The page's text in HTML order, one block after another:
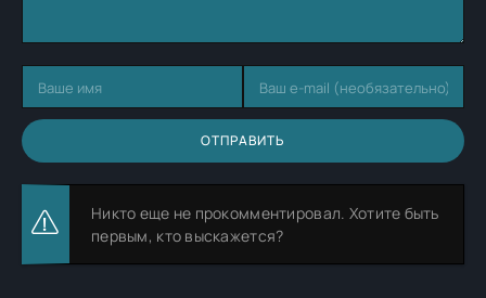
ОТПРАВИТЬ
Никто еще не прокомментировал. Хотите быть
первым, кто выскажется?